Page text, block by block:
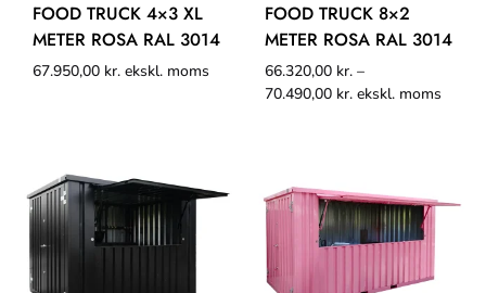
FOOD TRUCK 4×3 XL
METER ROSA RAL 3014
67.950,00 kr. ekskl. moms
FOOD TRUCK 8×2
METER ROSA RAL 3014
66.320,00 kr. –
70.490,00 kr. ekskl. moms